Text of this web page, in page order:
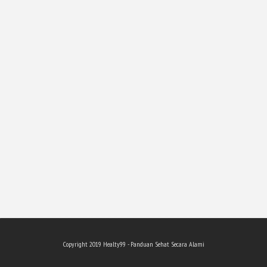
Copyright 2019 Healty99 - Panduan Sehat Secara Alami